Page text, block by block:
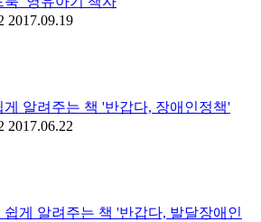
2017.09.19
알려주는 책 '반갑다, 장애인정책'
2017.06.22
게 알려주는 책 '반갑다, 발달장애인